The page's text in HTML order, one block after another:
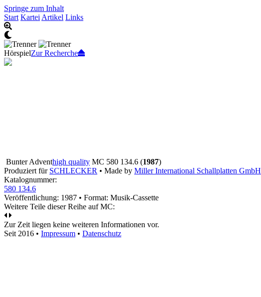
Springe zum Inhalt
Start Kartei Artikel Links
HörspielZur Recherche
Bunter Adventhigh quality MC 580 134.6 (1987)
Produziert für SCHLECKER • Made by Miller International Schallplatten GmbH
Katalognummer:
580 134.6
Veröffentlichung: 1987 • Format: Musik-Cassette
Weitere Teile dieser Reihe auf MC:
Zur Zeit liegen keine weiteren Informationen vor.
Seit 2016 • Impressum • Datenschutz